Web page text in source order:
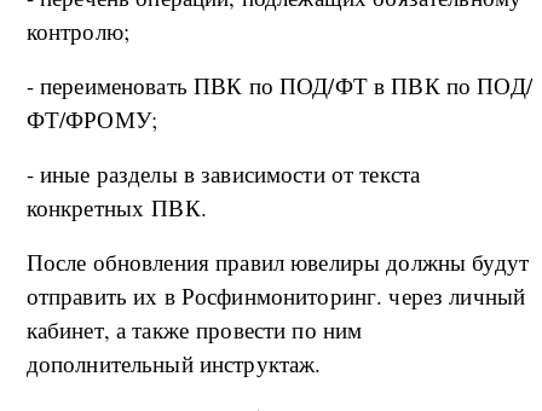
контролю;
- переименовать ПВК по ПОД/ФТ в ПВК по ПОД/
ФТ/ФРОМУ;
- иные разделы в зависимости от текста
конкретных ПВК.
После обновления правил ювелиры должны будут
отправить их в Росфинмониторинг. через личный
кабинет, а также провести по ним
дополнительный инструктаж.